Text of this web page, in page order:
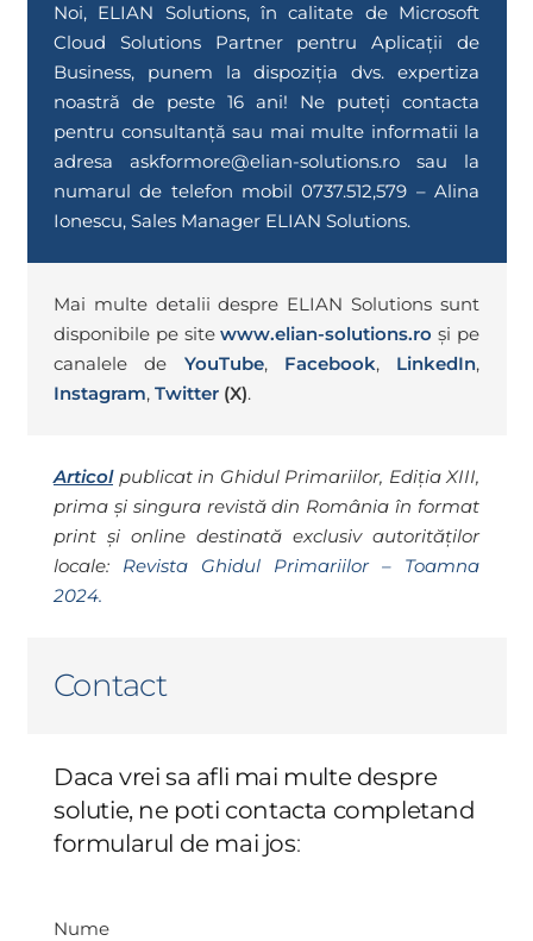
Noi, ELIAN Solutions, în calitate de Microsoft
Cloud Solutions Partner pentru Aplicații de
Business, punem la dispoziția dvs. expertiza
noastră de peste 16 ani! Ne puteți contacta
pentru consultanță sau mai multe informatii la
adresa askformore@elian-solutions.ro sau la
numarul de telefon mobil 0737.512,579 – Alina
Ionescu, Sales Manager ELIAN Solutions.
Mai multe detalii despre ELIAN Solutions sunt
disponibile pe sitewww.elian-solutions.ro și pe
canalele de YouTube, Facebook, LinkedIn,
Instagram, Twitter (X).
Articol publicat in Ghidul Primariilor, Ediția XIII,
prima și singura revistă din România în format
print și online destinată exclusiv autorităților
locale: Revista Ghidul Primariilor – Toamna
2024.
Contact
Daca vrei sa afli mai multe despre
solutie, ne poti contacta completand
formularul de mai jos:
Nume
Nume